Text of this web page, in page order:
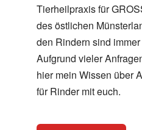
Tierheilpraxis für
des östlichen
den Rindern sind
Aufgrund vieler
hier mein Wissen über
für Rinder mit euch.